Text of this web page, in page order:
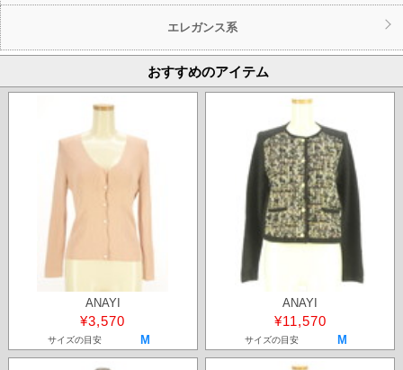
エレガンス系
おすすめのアイテム
ANAYI
¥3,570
サイズの目安 M
ANAYI
¥11,570
サイズの目安 M